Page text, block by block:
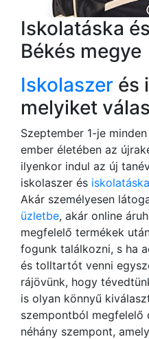
Iskolatáska
Békés megye
Iskolaszer és
melyiket
Szeptember 1-je
ember életében az
ilyenkor indul az új
iskolaszer és
Akár személyesen
üzletbe, akár online
megfelelő termékek
fogunk találkozni, s ha
és tolltartót venni
rájövünk, hogy
is olyan könnyű
szempontból megfelelő
néhány szempont,